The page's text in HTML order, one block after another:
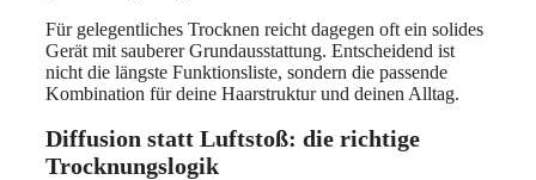
Für gelegentliches Trocknen reicht dagegen oft ein solides
Gerät mit sauberer Grundausstattung. Entscheidend ist
nicht die längste Funktionsliste, sondern die passende
Kombination für deine Haarstruktur und deinen Alltag.
Diffusion statt Luftstoß: die richtige
Trocknungslogik